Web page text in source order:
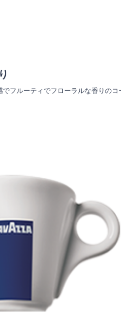
でフルーティでフローラルな香りのコ